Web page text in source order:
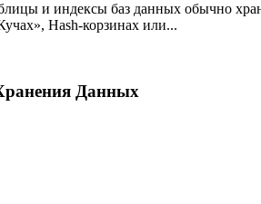
и индексы баз данных обычно
Hash-корзинах или...
Данных